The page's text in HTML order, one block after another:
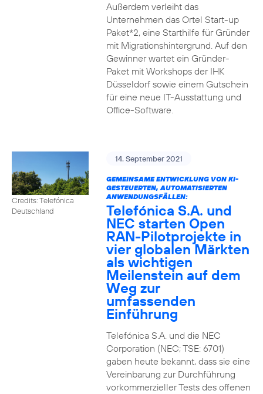
Außerdem verleiht das
Unternehmen das Ortel Start-up
Paket*2, eine Starthilfe für Gründer
mit Migrationshintergrund. Auf den
Gewinner wartet ein Gründer-
Paket mit Workshops der IHK
Düsseldorf sowie einem Gutschein
für eine neue IT-Ausstattung und
Office-Software.
Credits: Telefónica
Deutschland
14. September 2021
GEMEINSAME ENTWICKLUNG VON KI-
GESTEUERTEN, AUTOMATISIERTEN
ANWENDUNGSFÄLLEN:
Telefónica S.A. und
NEC starten Open
RAN-Pilotprojekte in
vier globalen Märkten
als wichtigen
Meilenstein auf dem
Weg zur
umfassenden
Einführung
Telefónica S.A. und die NEC
Corporation (NEC; TSE: 6701)
gaben heute bekannt, dass sie eine
Vereinbarung zur Durchführung
vorkommerzieller Tests des offenen